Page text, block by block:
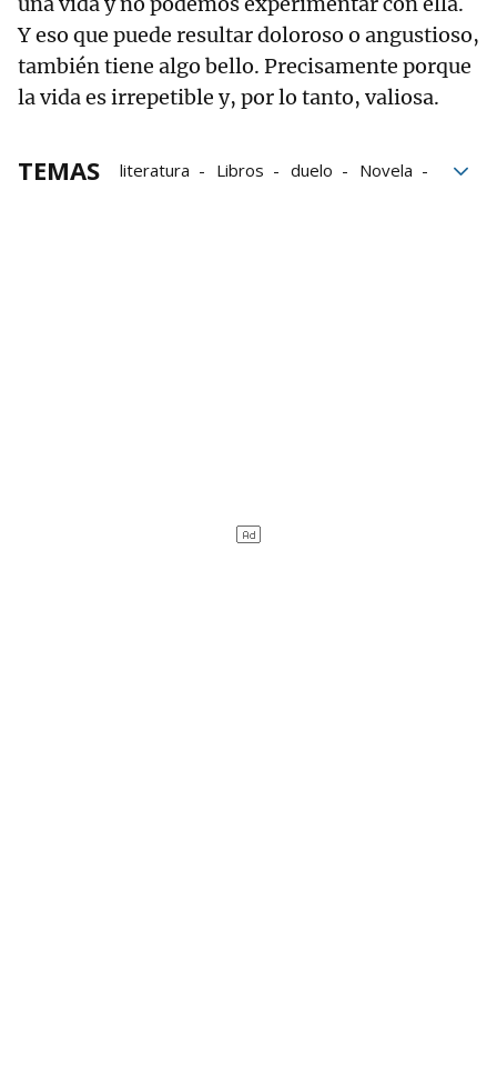
Y eso que puede resultar doloroso o angustioso,
también tiene algo bello. Precisamente porque
la vida es irrepetible y, por lo tanto, valiosa.
TEMAS literatura Libros duelo
Novela